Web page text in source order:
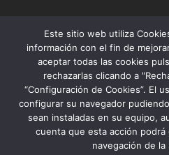
T.
Mapa
© Fundació
Canal
Este sitio web utiliza
información con el fin de
aceptar todas las cookies
rechazarlas clicando a
“Configuración de Cookies”. El
configurar su navegador
sean instaladas en su equipo,
cuenta que esta acción
navegación de la